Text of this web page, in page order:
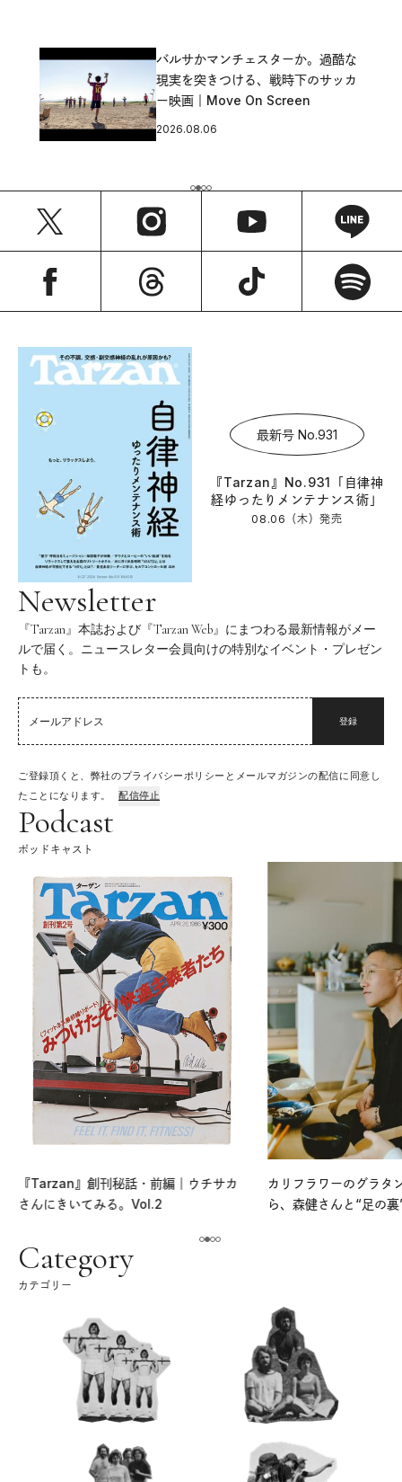
バルサかマンチェスターか。過酷な
現実を突きつける、戦時下のサッカ
ー映画｜Move On Screen
2026.08.06
最新号 No.931
『Tarzan』No.931「自律神
経ゆったりメンテナンス術」
08.06（木）発売
Newsletter
『Tarzan』本誌および『Tarzan Web』にまつわる最新情報がメー
ルで届く。ニュースレター会員向けの特別なイベント・プレゼン
トも。
登録
ご登録頂くと、弊社のプライバシーポリシーとメールマガジンの配信に同意し
たことになります。
配信停止
Podcast
ポッドキャスト
『Tarzan』創刊秘話・前編｜ウチサカ
さんにきいてみる。Vol.2
カリフラワーのグラタ
ら、森健さんと“足の
Category
カテゴリー